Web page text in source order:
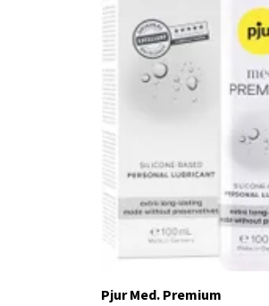
Pjur Med. Premium